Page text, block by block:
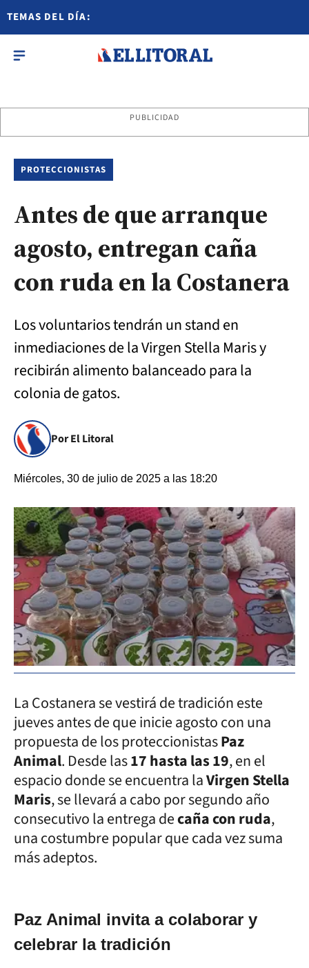
TEMAS DEL DÍA:
PUBLICIDAD
PROTECCIONISTAS
Antes de que arranque
agosto, entregan caña
con ruda en la Costanera
Los voluntarios tendrán un stand en
inmediaciones de la Virgen Stella Maris y
recibirán alimento balanceado para la
colonia de gatos.
Por El Litoral
Miércoles, 30 de julio de 2025 a las 18:20
La Costanera se vestirá de tradición este
jueves antes de que inicie agosto con una
propuesta de los proteccionistasPaz
Animal. Desde las17 hasta las 19, en el
espacio donde se encuentra laVirgen Stella
Maris, se llevará a cabo por segundo año
consecutivo la entrega decaña con ruda,
una costumbre popular que cada vez suma
más adeptos.
Paz Animal invita a colaborar y
celebrar la tradición